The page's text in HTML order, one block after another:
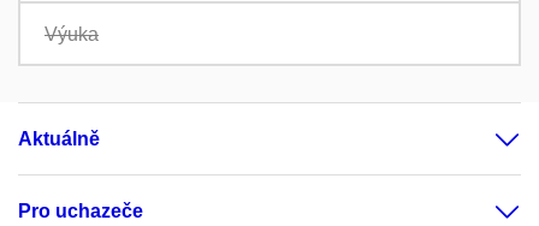
Výuka
Aktuálně
Pro uchazeče